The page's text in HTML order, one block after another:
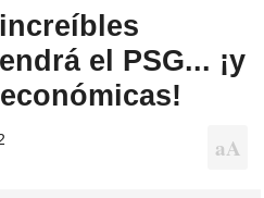
el PSG... ¡y